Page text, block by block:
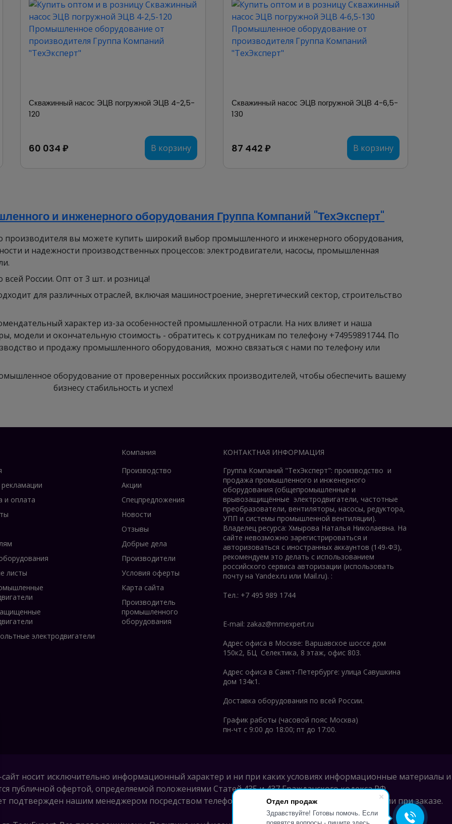
Отдел продаж
Здравствуйте! Готовы помочь. Если
Скважинный насос ЭЦВ погружной ЭЦВ 4-2,5-
120
60 034 ₽ В корзину
Скважинный насос ЭЦВ погружной ЭЦВ 4-6,5-
130
87 442 ₽ В корзину
и инженерного оборудования Группа Компаний "ТехЭксперт"
производителя вы можете купить широкий выбор промышленного и инженерного оборудования,
и надежности производственных процессов: электродвигатели, насосы, промышленная
России. Опт от 3 шт. и розница!
для различных отраслей, включая машиностроение, энергетический сектор, строительство
характер из-за особенностей промышленной отрасли. На них влияет и наша
модели и окончательную стоимость - обратитесь к сотрудникам по телефону +74959891744. По
и продажу промышленного оборудования, можно связаться с нами по телефону или
оборудование от проверенных российских производителей, чтобы обеспечить вашему
бизнесу стабильность и успех!
и оплата
листы
электродвигатели
Компания
Производство
Акции
Спецпредложения
Новости
Отзывы
Добрые дела
Производители
Условия оферты
Карта сайта
Производитель
промышленного
оборудования
КОНТАКТНАЯ ИНФОРМАЦИЯ
Группа Компаний "ТехЭксперт": производство и
продажа промышленного и инженерного
оборудования (общепромышленные и
врывозащищённые электродвигатели, частотные
преобразователи, вентиляторы, насосы, редуктора,
УПП и системы промышленной вентиляции).
Владелец ресурса: Хмырова Наталья Николаевна. На
сайте невозможно зарегистрироваться и
авторизоваться с иностранных аккаунтов (149-ФЗ),
рекомендуем это делать с использованием
российского сервиса авторизации (использовать
почту на Yandex.ru или Mail.ru). :
Тел.: +7 495 989 1744
E-mail: zakaz@mmexpert.ru
Адрес офиса в Москве: Варшавское шоссе дом
150к2, БЦ Селектика, 8 этаж, офис 803.
Адрес офиса в Санкт-Петербурге: улица Савушкина
дом 134к1.
Доставка оборудования по всей России.
График работы (часовой пояс Москва)
пн-чт с 9:00 до 18:00; пт до 17:00.
носит исключительно информационный характер и ни при каких условиях информационные материалы и
публичной офертой, определяемой положениями Статей 435 и 437 Гражданского кодекса РФ.
подтвержден нашим менеджером посредством телефонного звонка на номер, указанный Вами при заказе.